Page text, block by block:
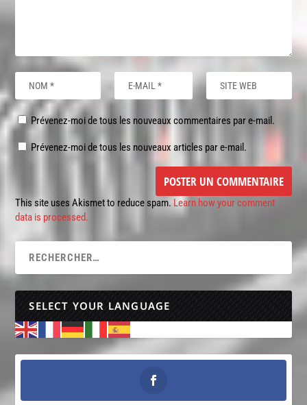
Prévenez-moi de tous les nouveaux commentaires par e-mail.
Prévenez-moi de tous les nouveaux articles par e-mail.
This site uses Akismet to reduce spam. Learn how your comment
data is processed.
SELECT YOUR LANGUAGE